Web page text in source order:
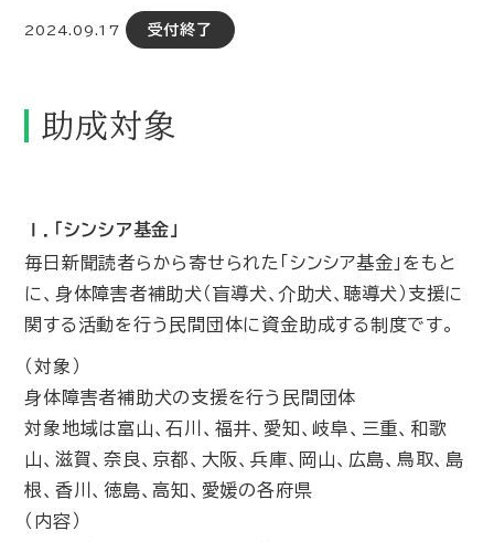
2024.09.17 受付終了
助成対象
Ⅰ．「シンシア基金」
毎日新聞読者らから寄せられた「シンシア基金」をもと
に、身体障害者補助犬（盲導犬､介助犬､聴導犬）支援に
関する活動を行う民間団体に資金助成する制度です。
（対象）
身体障害者補助犬の支援を行う民間団体
対象地域は富山、石川、福井、愛知、岐阜、三重、和歌
山、滋賀、奈良、京都、大阪、兵庫、岡山、広島、鳥取、島
根、香川、徳島、高知、愛媛の各府県
（内容）